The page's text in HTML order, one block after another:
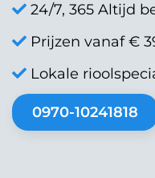
24/7, 365 Altijd
Prijzen vanaf €
Lokale
0970-10241818